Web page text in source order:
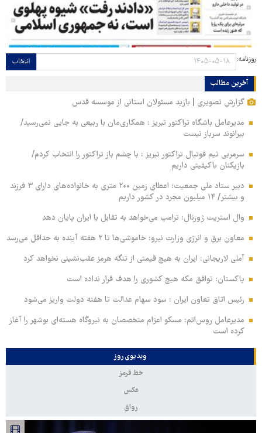
روزنامه: انتخاب
آخرین مطالب
گزارش تصویری | بازید مسئولان استانی از موسسه قدس
مدیرعامل باشگاه تراکتور تبریز : همکاری‌مان با ربیعی به جایی نمی‌رسید/
بیرانوند سرباز نیست
سرمربی تیم فوتبال تراکتور تبریز : با چشم باز تراکتور را انتخاب کردم/
بازیکنان باکیفیتی داریم
دبیر ستاد ملی جمعیت: اعطای زمین ۲۰۰ متری به خانواده‌های دارای ۳ فرزند
و بیشتر/ ۱۴ میلیون مجرد در کشور داریم
وال‌ استریت ژورنال: ترامپ می‌خواهد به تقابل با ایران پایان دهد
معاون برق و انرژی وزارت نیرو: خاموشی‌ها تا ۲ هفته آینده به حداقل می‌رسد
آملی‌ لاریجانی: ایران به هیچ قیمتی از تنگه هرمز عقب‌نشینی نخواهد کرد
پاکستان: توافق مکه هیچ کشوری را هدف قرار نداده است
رئیس اتاق تعاون ایران : سود سهام عدالت تا هفته دولت واریز می‌شود
مدیرعامل روس‌اتم: مسکو اعزام متخصصان به نیروگاه هسته‌ای بوشهر را آغاز
کرده‌ است
ویدیوی روز
خط قرمز
عکس
رواق